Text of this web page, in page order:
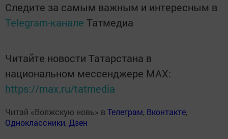
Следите за самым важным и интересным в
Telegram-канале Татмедиа
Читайте новости Татарстана в
национальном мессенджере MАХ:
https://max.ru/tatmedia
Читай «Волжскую новь» в Телеграм, Вконтакте,
Одноклассники,Дзен